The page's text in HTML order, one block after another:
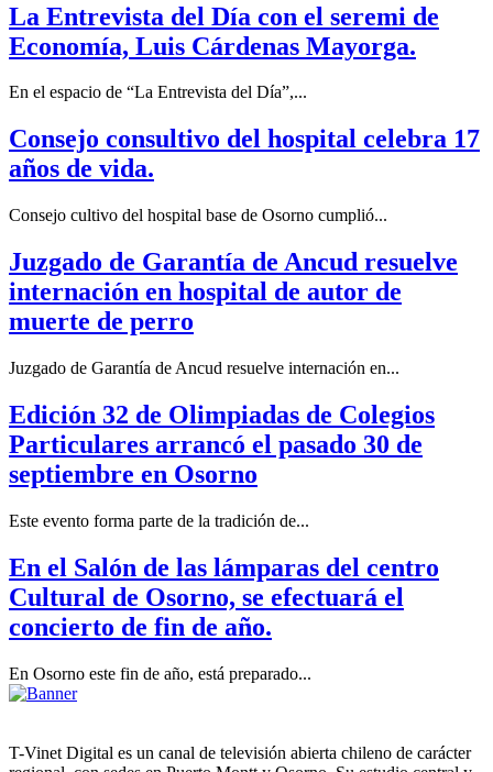
La Entrevista del Día con el seremi de
Economía, Luis Cárdenas Mayorga.
En el espacio de “La Entrevista del Día”,...
Consejo consultivo del hospital celebra 17
años de vida.
Consejo cultivo del hospital base de Osorno cumplió...
Juzgado de Garantía de Ancud resuelve
internación en hospital de autor de
muerte de perro
Juzgado de Garantía de Ancud resuelve internación en...
Edición 32 de Olimpiadas de Colegios
Particulares arrancó el pasado 30 de
septiembre en Osorno
Este evento forma parte de la tradición de...
En el Salón de las lámparas del centro
Cultural de Osorno, se efectuará el
concierto de fin de año.
En Osorno este fin de año, está preparado...
T-Vinet Digital es un canal de televisión abierta chileno de carácter